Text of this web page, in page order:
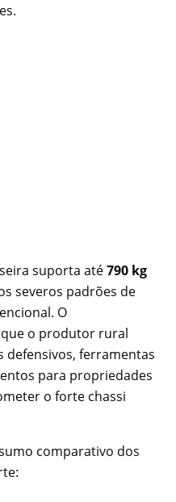
suporta até790 kg
severos padrões de
O
o produtor rural
ferramentas
para propriedades
o forte chassi
comparativo dos